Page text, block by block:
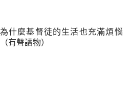
福！因他要徹底拯救我們，
來作長期的揭露、對付、修
對付與修理並不是用一般的
根本就沒有的真理來代替，
為什麼基督徒的生活也充滿煩惱
（有聲讀物）